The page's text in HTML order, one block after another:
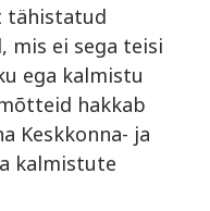
tähistatud
mis ei sega teisi
ega kalmistu
hakkab
Keskkonna- ja
kalmistute